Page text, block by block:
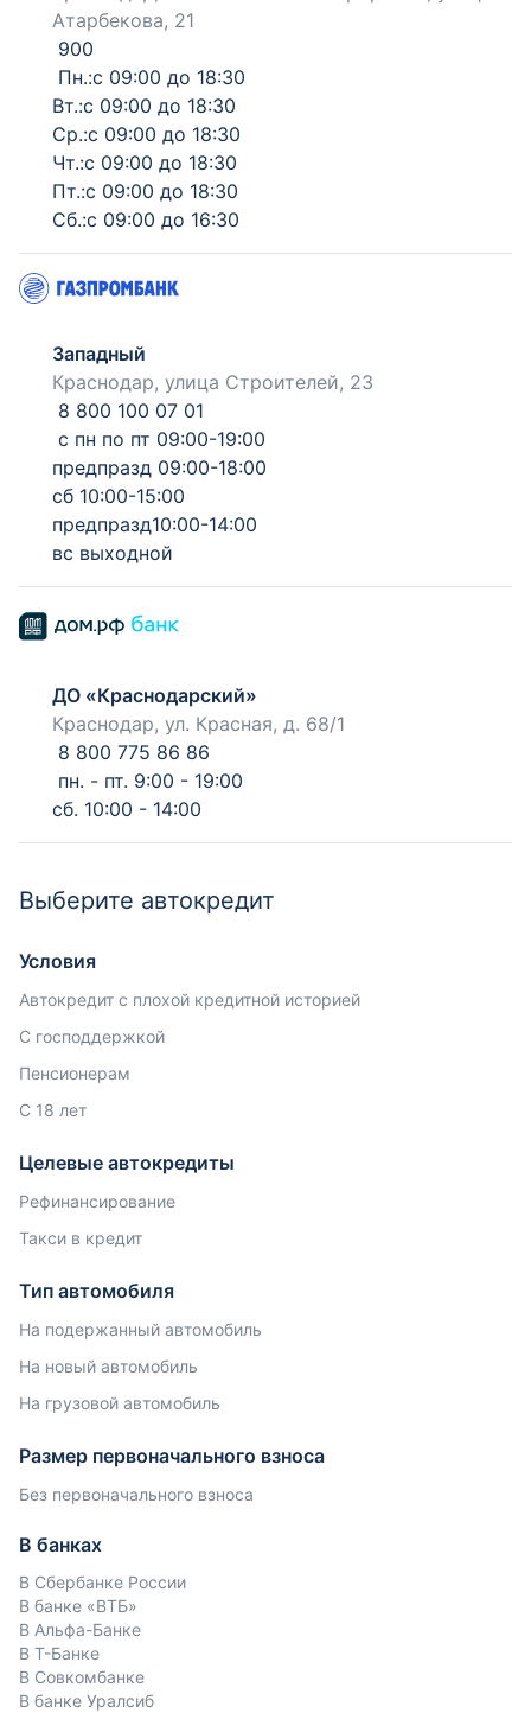
Атарбекова, 21
900
Пн.:с 09:00 до 18:30
Вт.:с 09:00 до 18:30
Ср.:с 09:00 до 18:30
Чт.:с 09:00 до 18:30
Пт.:с 09:00 до 18:30
Сб.:с 09:00 до 16:30
Западный
Краснодар, улица Строителей, 23
8 800 100 07 01
с пн по пт 09:00-19:00
предпразд 09:00-18:00
сб 10:00-15:00
предпразд10:00-14:00
вс выходной
ДО «Краснодарский»
Краснодар, ул. Красная, д. 68/1
8 800 775 86 86
пн. - пт. 9:00 - 19:00
сб. 10:00 - 14:00
Выберите автокредит
Условия
Автокредит с плохой кредитной историей
С господдержкой
Пенсионерам
С 18 лет
Целевые автокредиты
Рефинансирование
Такси в кредит
Тип автомобиля
На подержанный автомобиль
На новый автомобиль
На грузовой автомобиль
Размер первоначального взноса
Без первоначального взноса
В банках
В Сбербанке России
В банке «ВТБ»
В Альфа-Банке
В Т-Банке
В Совкомбанке
В банке Уралсиб